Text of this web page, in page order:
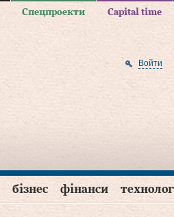
Спецпроекти Capital time
Войти
бізнес фінанси